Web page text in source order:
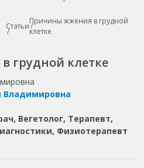
Статьи
Причины жжения в грудной
клетке
грудной клетке
Владимировна
Вегетолог, Терапевт,
Физиотерапевт